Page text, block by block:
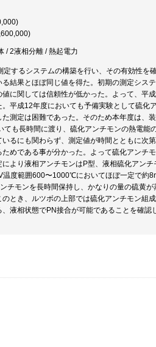
/ 2液相分離 / 熱起電力
するシステムの構築を行い、その有効性を
結果とほぼ同じ値を得た。初期の測定シス
に関しては信頼性が低かった。よって、平
平成12年度においても予備実験として硫化
測定は困難であった。そのため本年度は、
も長時間に渡り、硫化アンチモンの熱電能
るにも関わらず、測定値が時間とともに次
めである事が分かった。よって硫化アンチ
より液相アンチモンはP型、液相硫化アン
度範囲600〜1000℃においてほぼ一定で約
モンを長時間保持し、かなりの量の硫黄
とき、ルツボの上部では硫化アンチモン組
液相状態でPN接合が可能であることを確認